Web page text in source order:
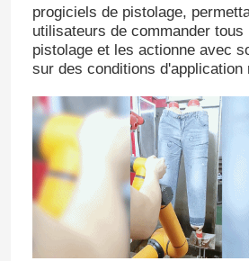
Robot humanoïde
Une main habile
progiciels de pistolage,
utilisateurs de commander
pistolage et les actionne avec
sur des conditions d'application